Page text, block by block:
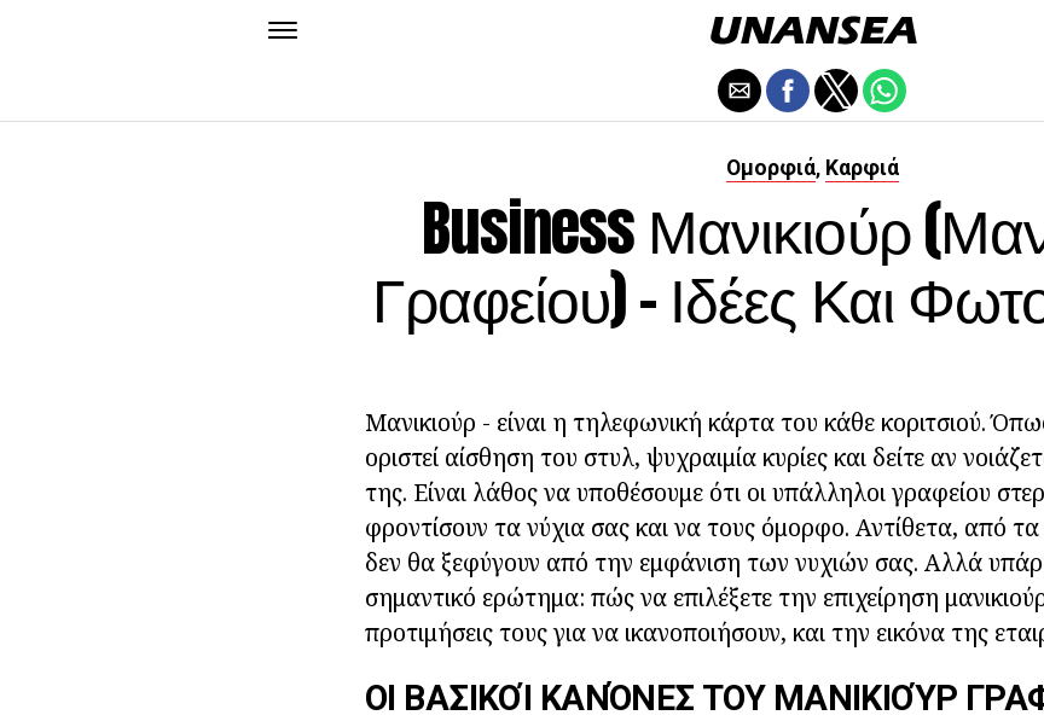
Ομορφιά, Καρφιά
Business Μανικιούρ
Γραφείου) - Ιδέες Και
Μανικιούρ - είναι η τηλεφωνική κάρτα του κάθε κοριτσιού.
οριστεί αίσθηση του στυλ, ψυχραιμία κυρίες και δείτε αν
της. Είναι λάθος να υποθέσουμε ότι οι υπάλληλοι γραφείου
φροντίσουν τα νύχια σας και να τους όμορφο. Αντίθετα, από
δεν θα ξεφύγουν από την εμφάνιση των νυχιών σας. Αλλά
σημαντικό ερώτημα: πώς να επιλέξετε την επιχείρηση
προτιμήσεις τους για να ικανοποιήσουν, και την εικόνα της
ΟΙ ΒΑΣΙΚΟΊ ΚΑΝΌΝΕΣ ΤΟΥ ΜΑΝΙΚΙΟΎΡ